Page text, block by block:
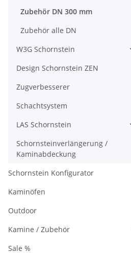
Zubehör DN 300 mm
Zubehör alle DN
W3G Schornstein
Design Schornstein ZEN
Zugverbesserer
Schachtsystem
LAS Schornstein
Schornsteinverlängerung /
Kaminabdeckung
Schornstein Konfigurator
Kaminöfen
Outdoor
Kamine / Zubehör
Sale %